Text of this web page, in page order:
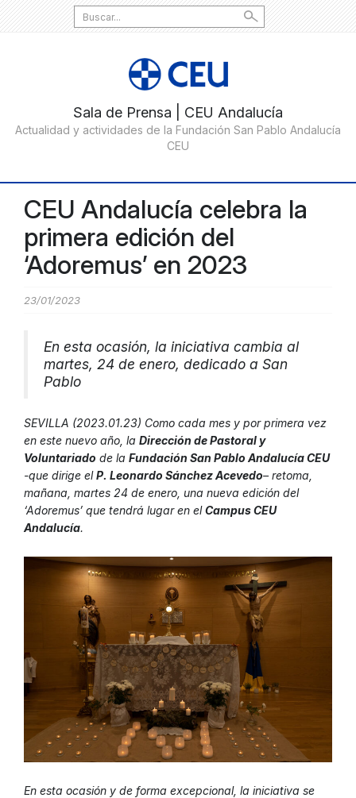
Search
for:
CEU Andalucía celebra la
primera edición del
‘Adoremus’ en 2023
23/01/2023
En esta ocasión, la iniciativa cambia al
martes, 24 de enero, dedicado a San
Pablo
SEVILLA (2023.01.23) Como cada mes y por primera vez
en este nuevo año, la Dirección de Pastoral y
Voluntariado de la Fundación San Pablo Andalucía CEU
-que dirige elP. Leonardo Sánchez Acevedo– retoma,
mañana, martes 24 de enero, una nueva edición del
‘Adoremus’ que tendrá lugar en elCampus CEU
Andalucía.
En esta ocasión y de forma excepcional, la iniciativa se